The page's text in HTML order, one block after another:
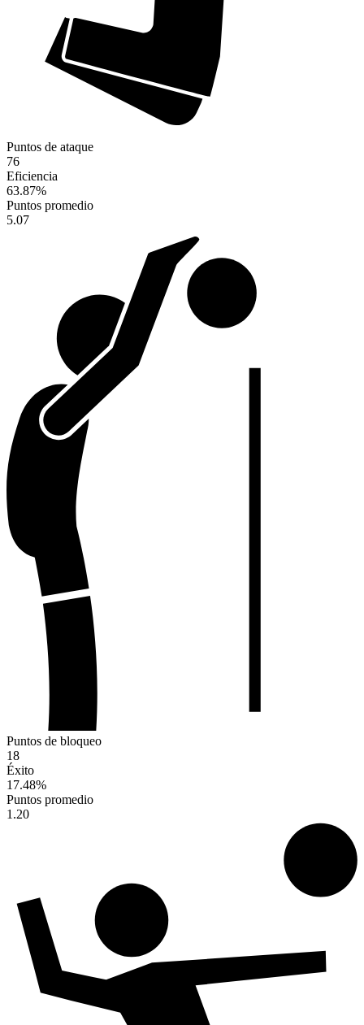
Puntos de ataque
76
Eficiencia
63.87%
Puntos promedio
5.07
Puntos de bloqueo
18
Éxito
17.48%
Puntos promedio
1.20